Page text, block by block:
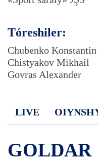
Tóreshiler:
Chubenko Konstantin
Chistyakov Mikhail
Govras Alexander
LIVE
GOLDAR